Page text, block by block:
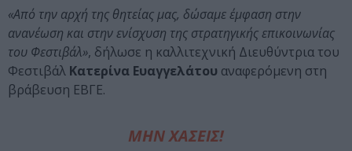
«Από την αρχή της θητείας μας, δώσαμε έμφαση στην
ανανέωση και στην ενίσχυση της στρατηγικής επικοινωνίας
του Φεστιβάλ», δήλωσε η καλλιτεχνική Διευθύντρια του
Φεστιβάλ Κατερίνα Ευαγγελάτου αναφερόμενη στη
βράβευση ΕΒΓΕ.
ΜΗΝ ΧΑΣΕΙΣ!